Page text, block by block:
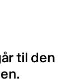
til den